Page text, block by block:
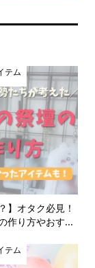
テム
】オタク必見！
作り方やおす...
テム